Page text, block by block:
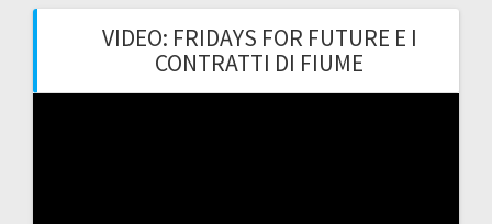
VIDEO: FRIDAYS FOR FUTURE E I
CONTRATTI DI FIUME